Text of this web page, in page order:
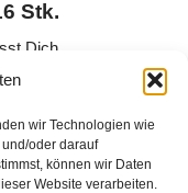
wir Technologien wie
oder darauf
können wir Daten
Website verarbeiten.
Stk.
Dich